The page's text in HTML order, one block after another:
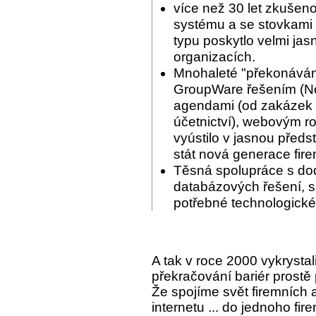
více než 30 let
systému a se
typu poskytlo velmi
organizacích.
Mnohaleté
GroupWare řešením
agendami (od
účetnictví), webovým
vyústilo v jasnou
stát nová generace
Těsná spolupráce s
databázových řešení,
potřebné
A tak v roce 2000
překračování bariér
Že spojíme svět firemních
internetu ... do jednoho